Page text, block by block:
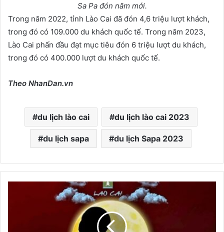
Sa Pa đón năm mới.
Trong năm 2022, tỉnh Lào Cai đã đón 4,6 triệu lượt khách,
trong đó có 109.000 du khách quốc tế. Trong năm 2023,
Lào Cai phấn đầu đạt mục tiêu đón 6 triệu lượt du khách,
trong đó có 400.000 lượt du khách quốc tế.
Theo NhanDan.vn
du lịch lào cai du lịch lào cai 2023
du lịch sapa du lịch Sapa 2023